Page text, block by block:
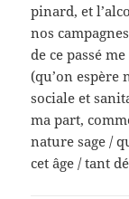
pinard, et
nos
de ce passé
(qu’on espère
sociale et
ma part,
nature sage /
cet âge / tant